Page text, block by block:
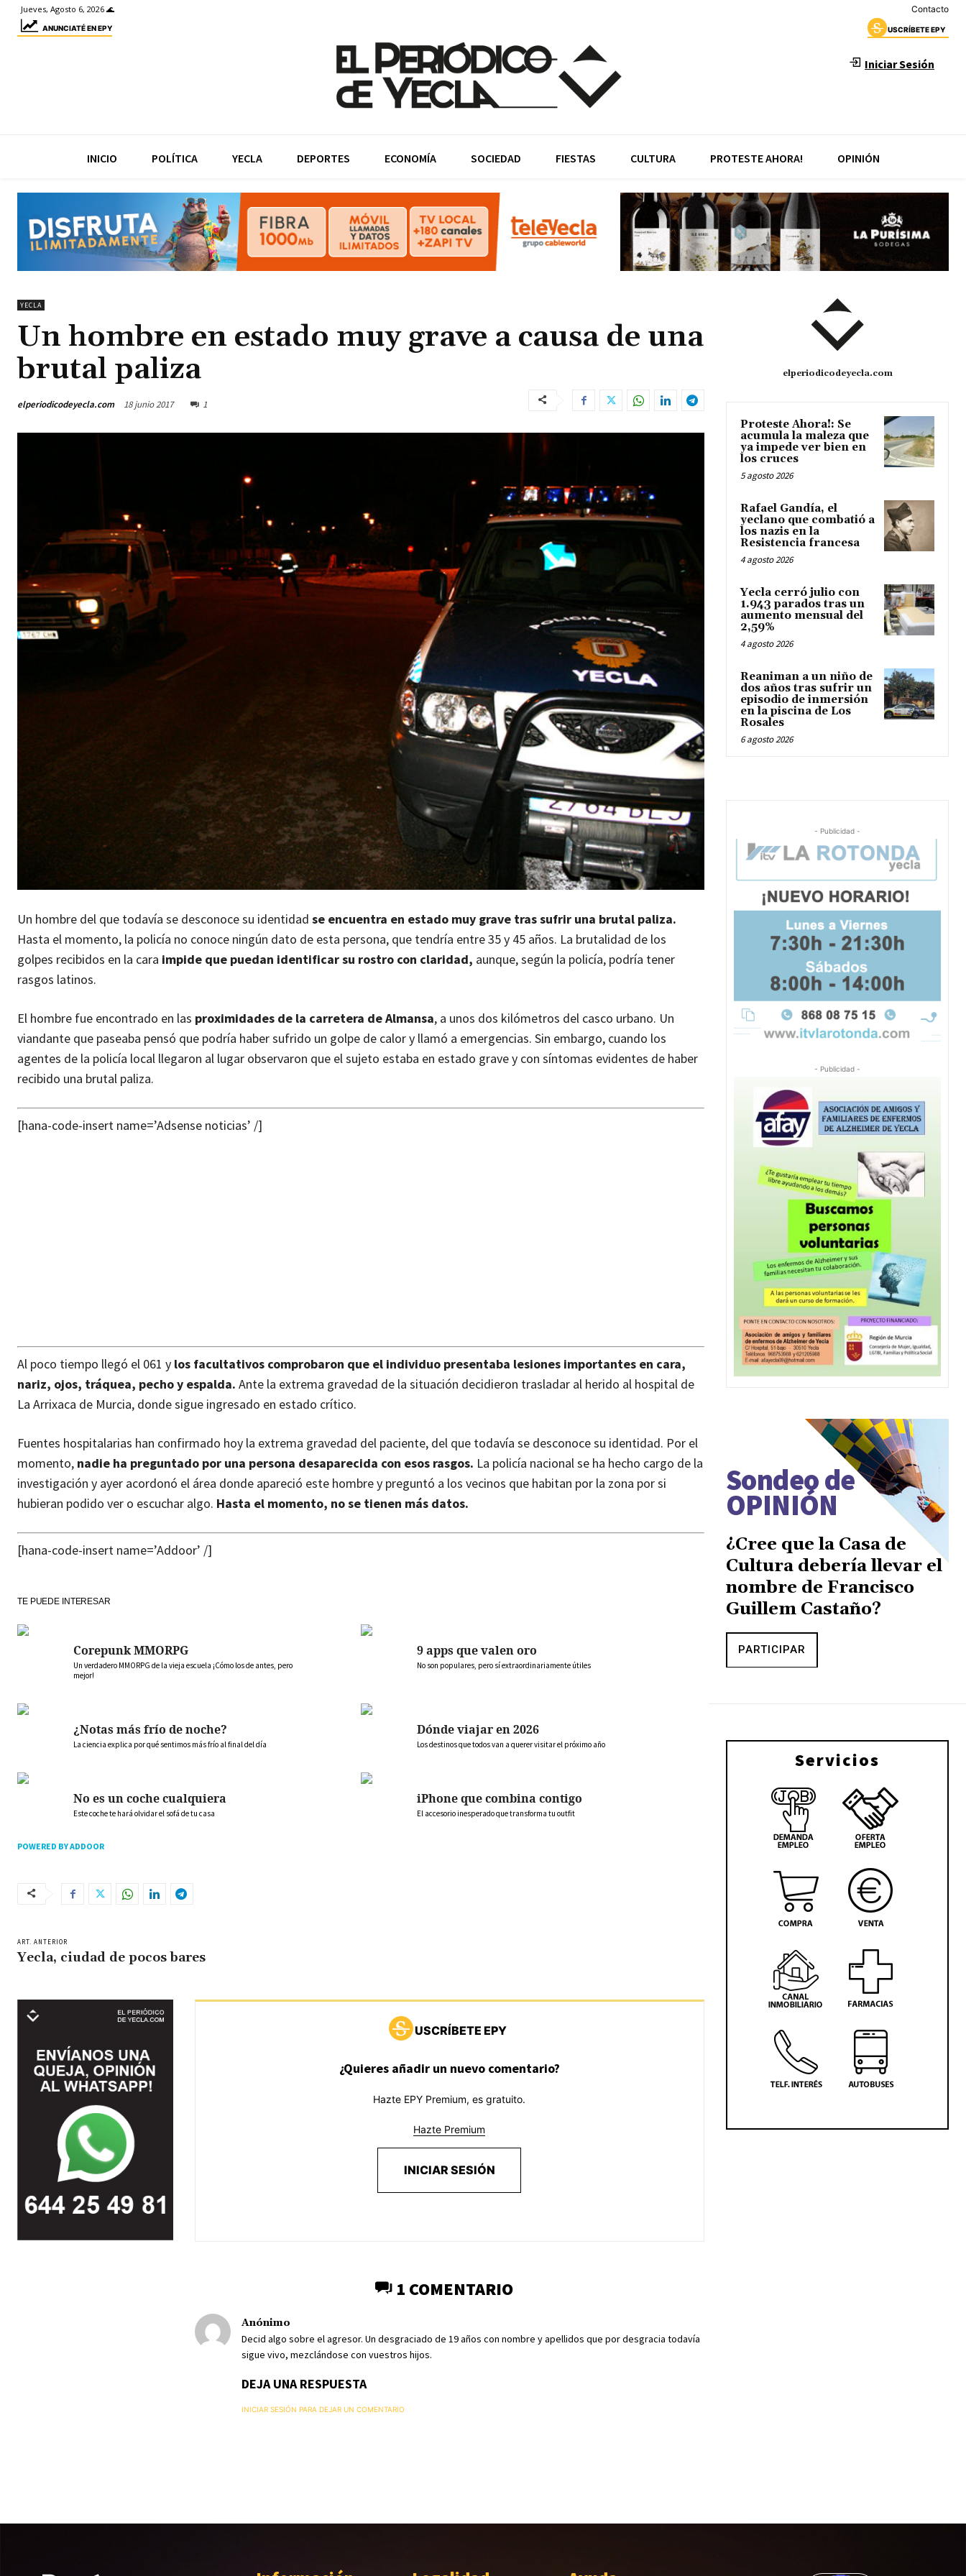
Jueves, Agosto 6, 2026 🌊 Contacto
ANUNCIATÉ EN EPY USCRÍBETE EPY
Iniciar Sesión
INICIO POLÍTICA YECLA DEPORTES ECONOMÍA SOCIEDAD FIESTAS CULTURA PROTESTE AHORA! OPINIÓN
YECLA
Un hombre en estado muy grave a causa de una
brutal paliza
elperiodicodeyecla.com 18 junio 2017 1
Un hombre del que todavía se desconoce su identidad se encuentra en estado muy grave tras sufrir una brutal paliza.
Hasta el momento, la policía no conoce ningún dato de esta persona, que tendría entre 35 y 45 años. La brutalidad de los
golpes recibidos en la cara impide que puedan identificar su rostro con claridad, aunque, según la policía, podría tener
rasgos latinos.
El hombre fue encontrado en las proximidades de la carretera de Almansa, a unos dos kilómetros del casco urbano. Un
viandante que paseaba pensó que podría haber sufrido un golpe de calor y llamó a emergencias. Sin embargo, cuando los
agentes de la policía local llegaron al lugar observaron que el sujeto estaba en estado grave y con síntomas evidentes de haber
recibido una brutal paliza.
[hana-code-insert name=’Adsense noticias’ /]
Al poco tiempo llegó el 061 y los facultativos comprobaron que el individuo presentaba lesiones importantes en cara,
nariz, ojos, tráquea, pecho y espalda. Ante la extrema gravedad de la situación decidieron trasladar al herido al hospital de
La Arrixaca de Murcia, donde sigue ingresado en estado crítico.
Fuentes hospitalarias han confirmado hoy la extrema gravedad del paciente, del que todavía se desconoce su identidad. Por el
momento, nadie ha preguntado por una persona desaparecida con esos rasgos. La policía nacional se ha hecho cargo de la
investigación y ayer acordonó el área donde apareció este hombre y preguntó a los vecinos que habitan por la zona por si
hubieran podido ver o escuchar algo. Hasta el momento, no se tienen más datos.
[hana-code-insert name=’Addoor’ /]
TE PUEDE INTERESAR
Corepunk MMORPG
Un verdadero MMORPG de la vieja escuela ¡Cómo los de antes, pero
mejor!
9 apps que valen oro
No son populares, pero sí extraordinariamente útiles
¿Notas más frío de noche?
La ciencia explica por qué sentimos más frío al final del día
Dónde viajar en 2026
Los destinos que todos van a querer visitar el próximo año
No es un coche cualquiera
Este coche te hará olvidar el sofá de tu casa
iPhone que combina contigo
El accesorio inesperado que transforma tu outfit
POWERED BY ADDOOR
ART. ANTERIOR
Yecla, ciudad de pocos bares
USCRÍBETE EPY
¿Quieres añadir un nuevo comentario?
Hazte EPY Premium, es gratuito.
Hazte Premium
INICIAR SESIÓN
1 COMENTARIO
Anónimo
Decid algo sobre el agresor. Un desgraciado de 19 años con nombre y apellidos que por desgracia todavía
sigue vivo, mezclándose con vuestros hijos.
DEJA UNA RESPUESTA
INICIAR SESIÓN PARA DEJAR UN COMENTARIO
elperiodicodeyecla.com
Proteste Ahora!: Se
acumula la maleza que
ya impede ver bien en
los cruces
5 agosto 2026
Rafael Gandía, el
yeclano que combatió a
los nazis en la
Resistencia francesa
4 agosto 2026
Yecla cerró julio con
1.943 parados tras un
aumento mensual del
2,59%
4 agosto 2026
Reaniman a un niño de
dos años tras sufrir un
episodio de inmersión
en la piscina de Los
Rosales
6 agosto 2026
- Publicidad -
- Publicidad -
Sondeo de
OPINIÓN
¿Cree que la Casa de
Cultura debería llevar el
nombre de Francisco
Guillem Castaño?
PARTICIPAR
Servicios